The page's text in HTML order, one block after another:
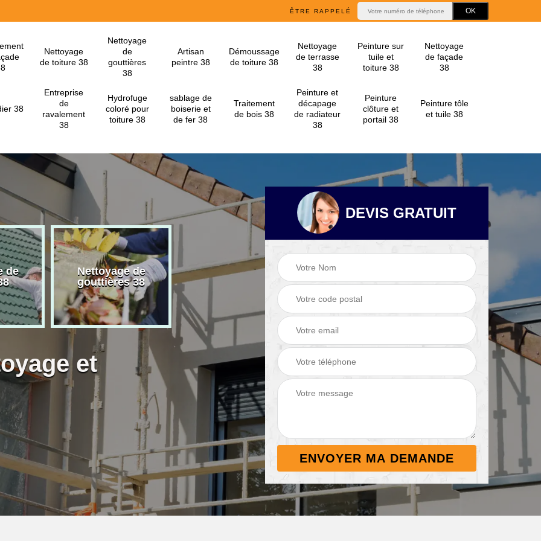
ÊTRE RAPPELÉ
Nettoyage
de toiture 38
Nettoyage
de
gouttières
38
Artisan
peintre 38
Démoussage
de toiture 38
Nettoyage
de terrasse
38
Peinture sur
tuile et
toiture 38
Nettoyage
de façade
38
38
Entreprise
de
ravalement
38
Hydrofuge
coloré pour
toiture 38
sablage de
boiserie et
de fer 38
Traitement
de bois 38
Peinture et
décapage
de radiateur
38
Peinture
clôture et
portail 38
Peinture tôle
et tuile 38
de
Nettoyage de
gouttières 38
Artisan peintre 38
Démoussage de
toiture 38
Nettoyage de
terrasse 38
et
DEVIS GRATUIT